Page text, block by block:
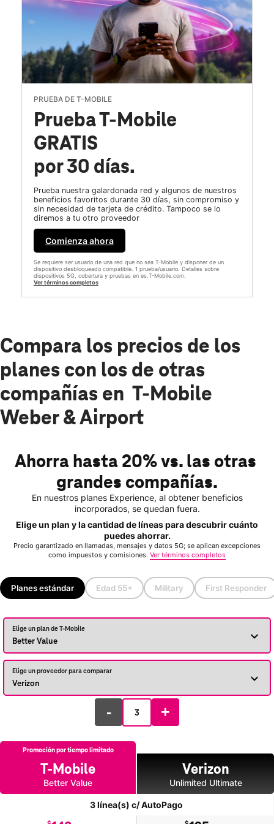
PRUEBA DE T-MOBILE
Prueba T-Mobile
GRATIS
por 30 días.
Prueba nuestra galardonada red y algunos de nuestros
beneficios favoritos durante 30 días, sin compromiso y
sin necesidad de tarjeta de crédito. Tampoco se lo
diremos a tu otro proveedor
Comienza ahora
Se requiere ser usuario de una red que no sea T-Mobile y disponer de un
dispositivo desbloqueado compatible. 1 prueba/usuario. Detalles sobre
dispositivos 5G, cobertura y pruebas en es.T-Mobile.com.
Ver términos completos
Compara los precios de los
planes con los de otras
compañías en T-Mobile
Weber & Airport